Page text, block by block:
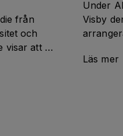
från
och
visar att
lindra
Under
Visby
flera
Läs mer